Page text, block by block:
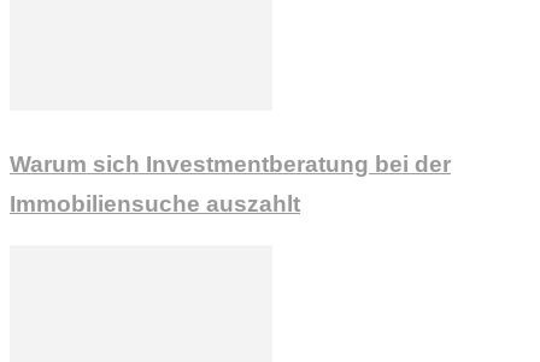
Warum sich Investmentberatung bei der
Immobiliensuche auszahlt